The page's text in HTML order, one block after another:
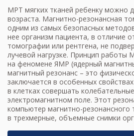
МРТ мягких тканей ребенку можно
возраста. Магнитно-резонансная
одним из самых безопасных
нее организм пациента, в отличие
томографии или рентгена, не
лучевой нагрузке. Принцип работы
на феномене ЯМР (ядерный
магнитный резонанс – это
заключается в особенных
в клетках совершать
электромагнитном поле. Этот
компьютер магнитно-резонансного
в трехмерные, объемные снимки